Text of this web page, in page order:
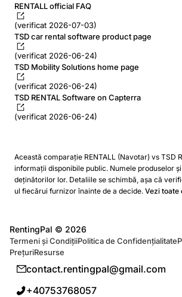
RENTALL official FAQ
(verificat 2026-07-03)
TSD car rental software product page
(verificat 2026-06-24)
TSD Mobility Solutions home page
(verificat 2026-06-24)
TSD RENTAL Software on Capterra
(verificat 2026-06-24)
Această comparație RENTALL (Navotar) vs TSD
informații disponibile public. Numele produselor
deținătorilor lor. Detaliile se schimbă, așa că
ul fiecărui furnizor înainte de a decide. Vezi toate
RentingPal © 2026
Termeni și CondițiiPolitica de Confidențialitate
PrețuriResurse
contact.rentingpal@gmail.com
+40753768057